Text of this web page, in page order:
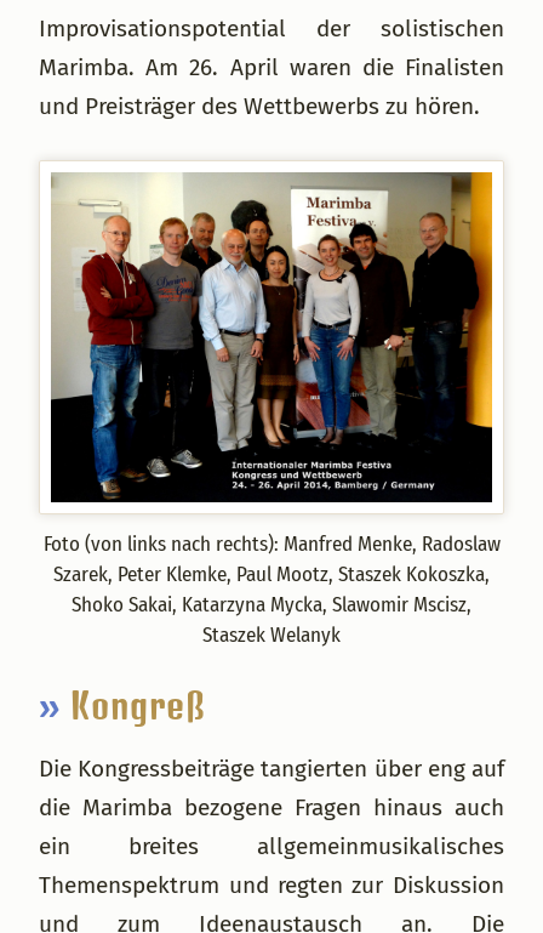
Improvisationspotential der solistischen
Marimba. Am 26. April waren die Finalisten
und Preisträger des Wettbewerbs zu hören.
Foto (von links nach rechts): Manfred Menke, Radoslaw
Szarek, Peter Klemke, Paul Mootz, Staszek Kokoszka,
Shoko Sakai, Katarzyna Mycka, Slawomir Mscisz,
Staszek Welanyk
» Kongreß
Die Kongressbeiträge tangierten über eng auf
die Marimba bezogene Fragen hinaus auch
ein breites allgemeinmusikalisches
Themenspektrum und regten zur Diskussion
und zum Ideenaustausch an. Die